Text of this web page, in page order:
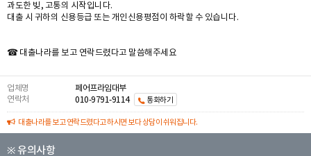
과도한 빚, 고통의 시작입니다.
대출 시 귀하의 신용등급 또는 개인신용평점이 하락할 수 있습니다.
☎ 대출나라를 보고 연락드렸다고 말씀해주세요
업체명
페어프라임대부
연락처
010-9791-9114 통화하기
대출나라를 보고 연락드렸다고 하시면 보다 상담이 쉬워집니다.
※ 유의사항